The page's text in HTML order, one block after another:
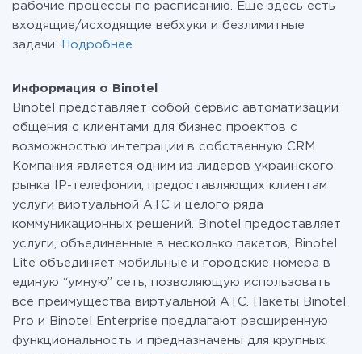
рабочие процессы по расписанию. Еще здесь есть
входящие/исходящие вебхуки и безлимитные
задачи.
Подробнее
Информация о Binotel
Binotel представляет собой сервис автоматизации
общения с клиентами для бизнес проектов с
возможностью интеграции в собственную CRM.
Компания является одним из лидеров украинского
рынка IP-телефонии, предоставляющих клиентам
услуги виртуальной АТС и целого ряда
коммуникационных решений. Binotel предоставляет
услуги, объединенные в несколько пакетов, Binotel
Lite объединяет мобильные и городские номера в
единую “умную” сеть, позволяющую использовать
все преимущества виртуальной АТС. Пакеты Binotel
Pro и Binotel Enterprise предлагают расширенную
функциональность и предназначены для крупных